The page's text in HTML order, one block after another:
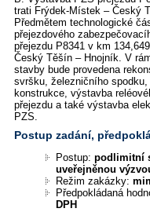
trati Frýdek-Místek – Český
Předmětem technologické
přejezdového
přejezdu P8341 v km
Český Těšín – Hnojník. V
stavby bude provedena
svršku, železničního spodku,
konstrukce, výstavba
přejezdu a také výstavba
PZS.
Postup zadání,
Postup:podlimitní
uveřejněnou
Režim zakázky:
Předpokládaná
DPH